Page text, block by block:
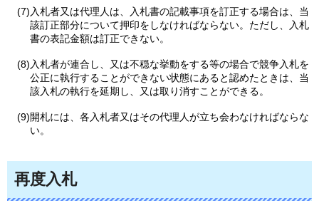
(7)入札者又は代理人は、入札書の記載事項を訂正する場合は、当
該訂正部分について押印をしなければならない。ただし、入札
書の表記金額は訂正できない。
(8)入札者が連合し、又は不穏な挙動をする等の場合で競争入札を
公正に執行することができない状態にあると認めたときは、当
該入札の執行を延期し、又は取り消すことができる。
(9)開札には、各入札者又はその代理人が立ち会わなければならな
い。
再度入札